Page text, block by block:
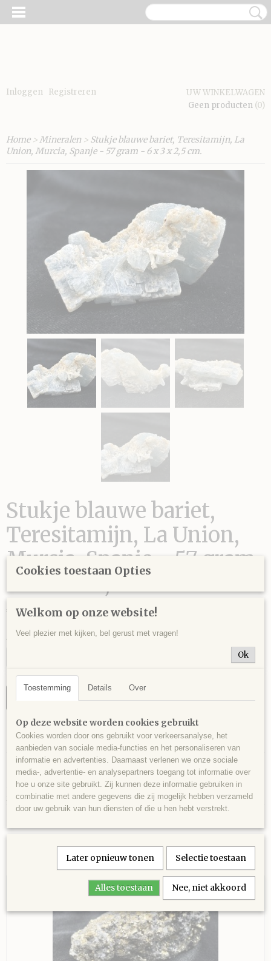
Inloggen Registreren
UW WINKELWAGEN
Geen producten (0)
Home>Mineralen > Stukje blauwe bariet, Teresitamijn, La
Union, Murcia, Spanje - 57 gram - 6 x 3 x 2,5 cm.
Stukje blauwe bariet,
Teresitamijn, La Union,
Murcia, Spanje - 57 gram
- 6 x 3 x 2,5 cm.
€ 12,00
Aantal
IN WINKELWAGEN
Specificaties
Productcode
BAR0012
EAN code
86
Omschrijving
Stukje blauwe bariet, Teresitamijn, La Union, Murcia, Spanje - 57 gram - 6
x 3 x 2,5 cm.
Ook interessant
Cookies toestaan Opties
Welkom op onze website!
Veel plezier met kijken, bel gerust met vragen!
Ok
Toestemming Details Over
Op deze website worden cookies gebruikt
Cookies worden door ons gebruikt voor verkeersanalyse, het
aanbieden van sociale media-functies en het personaliseren van
informatie en advertenties. Daarnaast verlenen we onze sociale
media-, advertentie- en analysepartners toegang tot informatie over
hoe u onze site gebruikt. Zij kunnen deze informatie gebruiken in
combinatie met andere gegevens die zij mogelijk hebben verzameld
door uw gebruik van hun diensten of die u hen hebt verstrekt.
Later opnieuw tonen Selectie toestaan
Alles toestaan Nee, niet akkoord